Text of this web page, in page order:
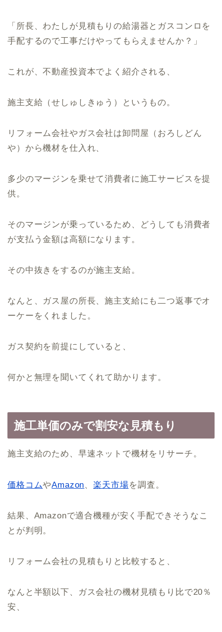
「所長、わたしが見積もりの給湯器とガスコンロを
手配するので工事だけやってもらえませんか？」
これが、不動産投資本でよく紹介される、
施主支給（せしゅしきゅう）というもの。
リフォーム会社やガス会社は卸問屋（おろしどん
や）から機材を仕入れ、
多少のマージンを乗せて消費者に施工サービスを提
供。
そのマージンが乗っているため、どうしても消費者
が支払う金額は高額になります。
その中抜きをするのが施主支給。
なんと、ガス屋の所長、施主支給にも二つ返事でオ
ーケーをくれました。
ガス契約を前提にしていると、
何かと無理を聞いてくれて助かります。
施工単価のみで割安な見積もり
施主支給のため、早速ネットで機材をリサーチ。
価格コムやAmazon、楽天市場を調査。
結果、Amazonで適合機種が安く手配できそうなこ
とが判明。
リフォーム会社の見積もりと比較すると、
なんと半額以下、ガス会社の機材見積もり比で20％
安、